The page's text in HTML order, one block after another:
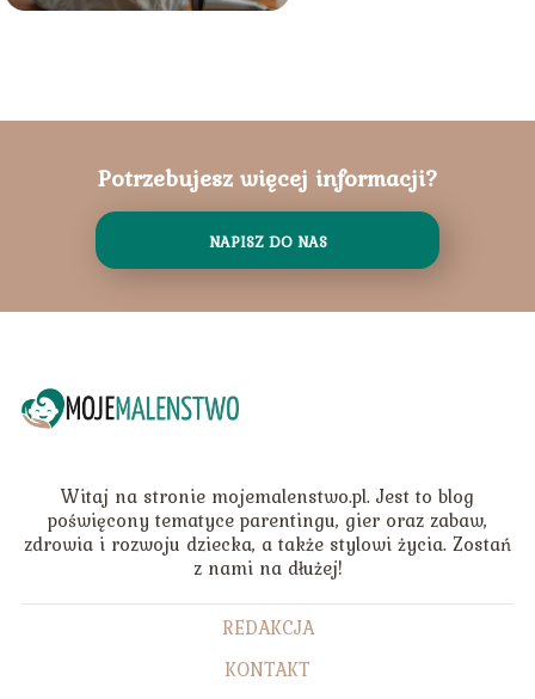
Potrzebujesz więcej informacji?
NAPISZ DO NAS
Witaj na stronie mojemalenstwo.pl. Jest to blog
poświęcony tematyce parentingu, gier oraz zabaw,
zdrowia i rozwoju dziecka, a także stylowi życia. Zostań
z nami na dłużej!
REDAKCJA
KONTAKT